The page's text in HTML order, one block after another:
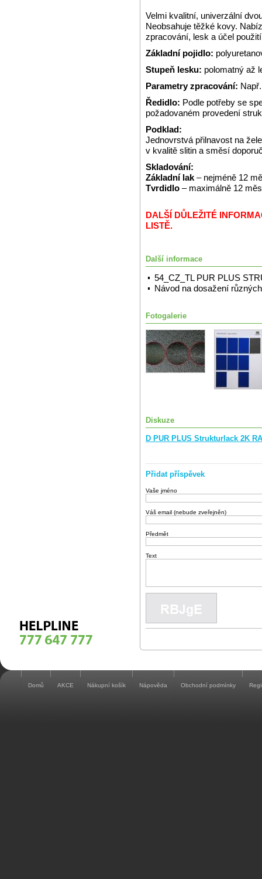
Velmi kvalitní, univerzální
Neobsahuje těžké kovy.
zpracování, lesk a účel
Základní pojidlo:
Stupeň lesku: polomatný až
Parametry zpracování:
Ředidlo: Podle potřeby se
požadovaném provedení
Podklad:
Jednovrstvá přilnavost na
v kvalitě slitin a směsí
Skladování:
Základní lak – nejméně 12
Tvrdidlo – maximálně 12
DALŠÍ DŮLEŽITÉ
LISTĚ.
Další informace
54_CZ_TL PUR PLUS
Návod na dosažení
Fotogalerie
Diskuze
D PUR PLUS Strukturlack 2K
Přidat příspěvek
Vaše jméno
Váš email (nebude zveřejněn)
Předmět
Text
Domů AKCE Nákupní košík Nápověda Obchodní podmínky